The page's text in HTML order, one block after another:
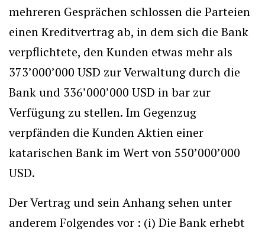
mehreren Gesprächen schlossen die Parteien
einen Kreditvertrag ab, in dem sich die Bank
verpflichtete, den Kunden etwas mehr als
373’000’000 USD zur Verwaltung durch die
Bank und 336’000’000 USD in bar zur
Verfügung zu stellen. Im Gegenzug
verpfänden die Kunden Aktien einer
katarischen Bank im Wert von 550’000’000
USD.
Der Vertrag und sein Anhang sehen unter
anderem Folgendes vor : (i) Die Bank erhebt